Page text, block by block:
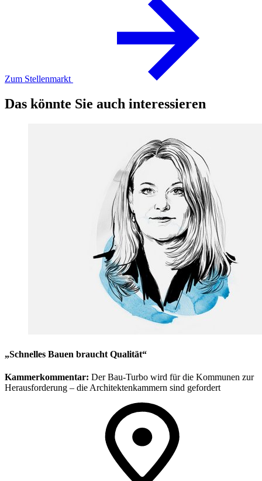
Zum Stellenmarkt
Das könnte Sie auch interessieren
„Schnelles Bauen braucht Qualität“
Kammerkommentar: Der Bau-Turbo wird für die Kommunen zur
Herausforderung – die Architektenkammern sind gefordert